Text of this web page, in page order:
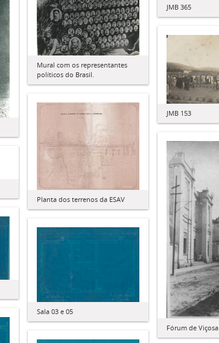
Mural com os representantes
políticos do Brasil.
JMB 365
JMB 153
Planta dos terrenos da ESAV
Fórum de Viçosa
Sala 03 e 05